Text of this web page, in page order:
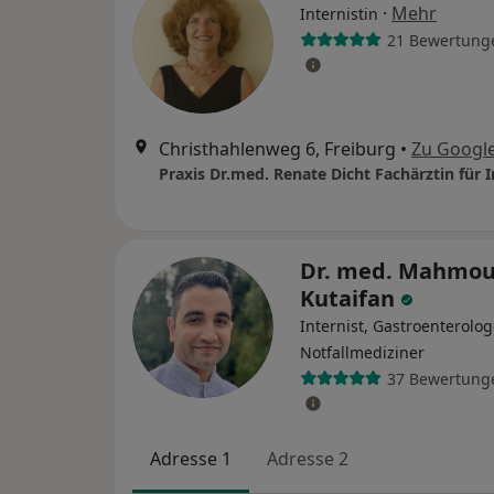
Internistin · Mehr
21
Christhahlenweg 6, Freiburg • Zu
Dr. med.
Kutaifan
Internist,
Notfallmediziner
37
Adresse 1 Adresse 2